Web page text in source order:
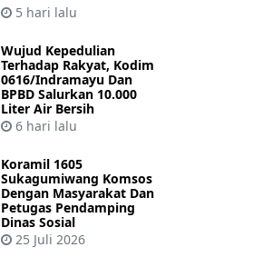
5 hari lalu
Wujud Kepedulian
Terhadap Rakyat, Kodim
0616/Indramayu Dan
BPBD Salurkan 10.000
Liter Air Bersih
6 hari lalu
Koramil 1605
Sukagumiwang Komsos
Dengan Masyarakat Dan
Petugas Pendamping
Dinas Sosial
25 Juli 2026